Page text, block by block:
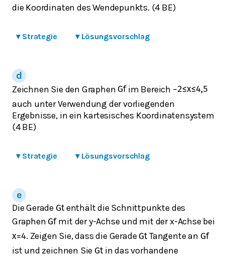
die Koordinaten des Wendepunkts. (4 BE)
▾ Strategie ▾ Lösungsvorschlag
Zeichnen Sie den Graphen Gfim Bereich −2≤x≤4,5
auch unter Verwendung der vorliegenden
Ergebnisse, in ein kartesisches Koordinatensystem
(4 BE)
▾ Strategie ▾ Lösungsvorschlag
Die Gerade Gtenthält die Schnittpunkte des
Graphen Gfmit der y-Achse und mit der x-Achse bei
x=4. Zeigen Sie, dass die Gerade GtTangente an Gf
ist und zeichnen Sie Gtin das vorhandene